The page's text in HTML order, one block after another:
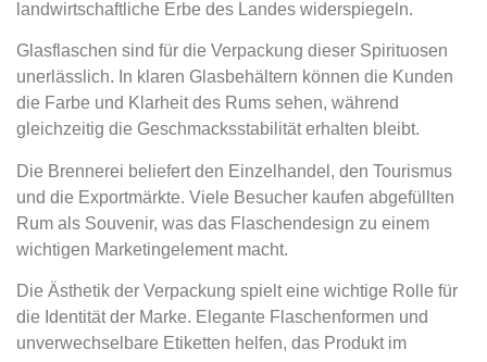
landwirtschaftliche Erbe des Landes widerspiegeln.
Glasflaschen sind für die Verpackung dieser Spirituosen
unerlässlich. In klaren Glasbehältern können die Kunden
die Farbe und Klarheit des Rums sehen, während
gleichzeitig die Geschmacksstabilität erhalten bleibt.
Die Brennerei beliefert den Einzelhandel, den Tourismus
und die Exportmärkte. Viele Besucher kaufen abgefüllten
Rum als Souvenir, was das Flaschendesign zu einem
wichtigen Marketingelement macht.
Die Ästhetik der Verpackung spielt eine wichtige Rolle für
die Identität der Marke. Elegante Flaschenformen und
unverwechselbare Etiketten helfen, das Produkt im